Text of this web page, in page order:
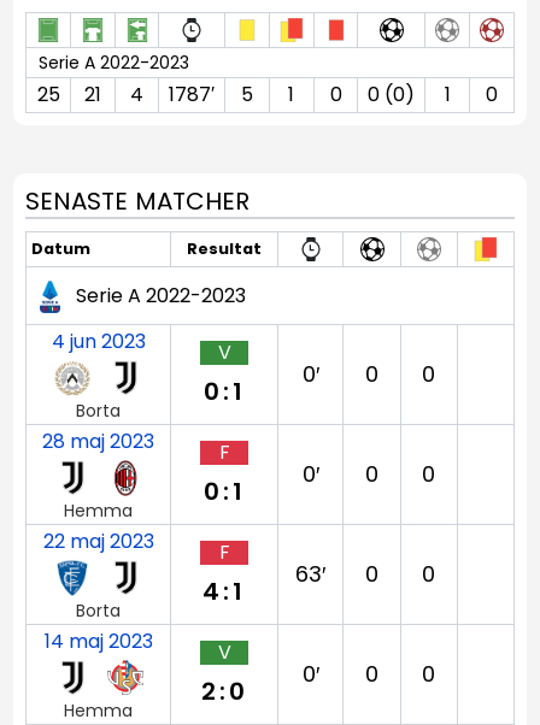
Serie A 2022-2023
25 21 4 1787′ 5 1 0 0 (0) 1 0
SENASTE MATCHER
Datum Resultat
Serie A 2022-2023
4 jun 2023
Borta
V
0:1
0′ 0 0
28 maj 2023
Hemma
F
0:1
0′ 0 0
22 maj 2023
Borta
F
4:1
63′ 0 0
14 maj 2023
Hemma
V
2:0
0′ 0 0